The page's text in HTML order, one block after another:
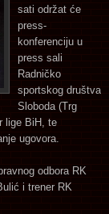
sati održat će
press-
konferenciju u
press sali
Radničko
sportskog društva
Sloboda (Trg
lige BiH, te
ugovora.
odbora RK
i trener RK